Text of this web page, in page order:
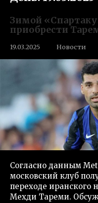
Зимой
приобрести
19.03.2025 Новости
Согласно данным
московский клуб
переходе
Мехди Тареми.